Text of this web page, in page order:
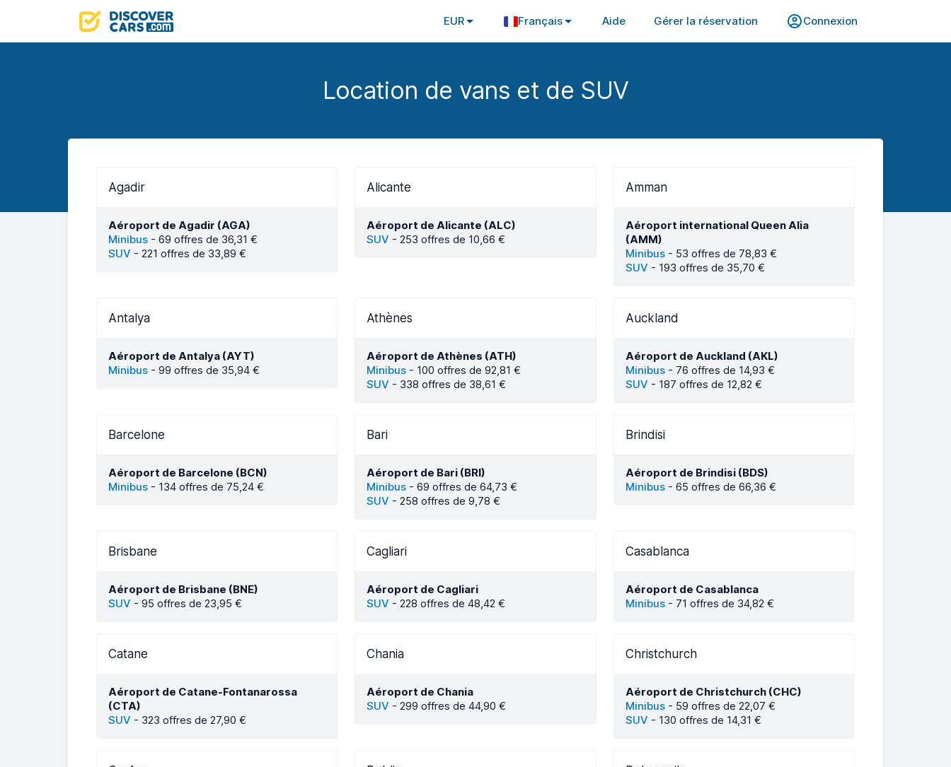
EUR Français Aide Gérer la réservation Connexion
Location de vans et de SUV
Agadir
Aéroport de Agadir (AGA)
Minibus - 69 offres de 36,31 €
SUV - 221 offres de 33,89 €
Alicante
Aéroport de Alicante (ALC)
SUV -253 offres de 10,66 €
Amman
Aéroport international Queen Alia
(AMM)
Minibus- 53 offres de 78,83 €
SUV - 193 offres de 35,70 €
Antalya
Aéroport de Antalya (AYT)
Minibus - 99 offres de 35,94 €
Athènes
Aéroport de Athènes (ATH)
Minibus - 100 offres de 92,81 €
SUV - 338 offres de 38,61 €
Auckland
Aéroport de Auckland (AKL)
Minibus- 76 offres de 14,93 €
SUV - 187 offres de 12,82 €
Barcelone
Aéroport de Barcelone (BCN)
Minibus - 134 offres de 75,24 €
Bari
Aéroport de Bari (BRI)
Minibus -69 offres de 64,73 €
SUV -258 offres de 9,78 €
Brindisi
Aéroport de Brindisi (BDS)
Minibus- 65 offres de 66,36 €
Brisbane
Aéroport de Brisbane (BNE)
SUV - 95 offres de 23,95 €
Cagliari
Aéroport de Cagliari
SUV -228 offres de 48,42 €
Casablanca
Aéroport de Casablanca
Minibus- 71 offres de 34,82 €
Catane
Aéroport de Catane-Fontanarossa
(CTA)
SUV - 323 offres de 27,90 €
Chania
Aéroport de Chania
SUV -299 offres de 44,90 €
Christchurch
Aéroport de Christchurch (CHC)
Minibus- 59 offres de 22,07 €
SUV - 130 offres de 14,31 €